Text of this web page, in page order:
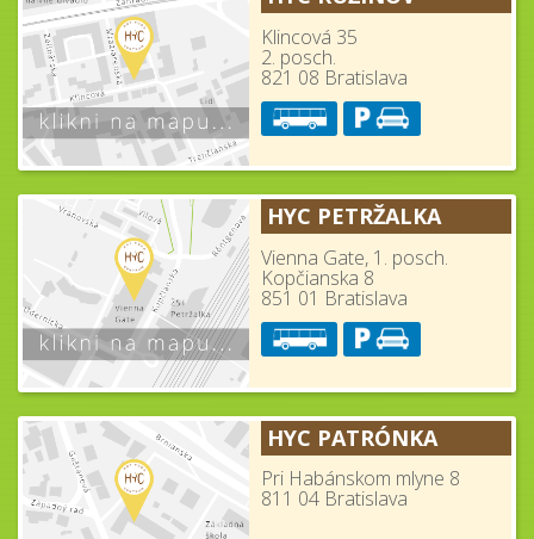
Klincová 35
2. posch.
821 08 Bratislava
HYC PETRŽALKA
Vienna Gate, 1. posch.
Kopčianska 8
851 01 Bratislava
HYC PATRÓNKA
Pri Habánskom mlyne 8
811 04 Bratislava